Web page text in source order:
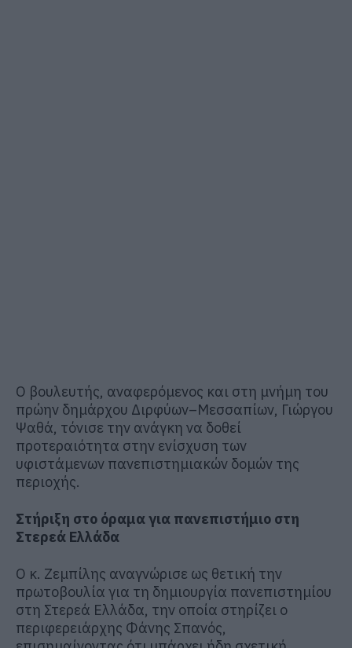
Ο βουλευτής, αναφερόμενος και στη μνήμη του
πρώην δημάρχου Διρφύων–Μεσσαπίων, Γιώργου
Ψαθά, τόνισε την ανάγκη να δοθεί
προτεραιότητα στην ενίσχυση των
υφιστάμενων πανεπιστημιακών δομών της
περιοχής.
Στήριξη στο όραμα για πανεπιστήμιο στη
Στερεά Ελλάδα
Ο κ. Ζεμπίλης αναγνώρισε ως θετική την
πρωτοβουλία για τη δημιουργία πανεπιστημίου
στη Στερεά Ελλάδα, την οποία στηρίζει ο
περιφερειάρχης Φάνης Σπανός,